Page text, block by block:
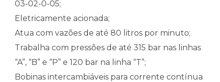
03-02-0-05;
Eletricamente acionada;
Atua com vazões de até 80 litros por minuto;
Trabalha com pressões de até 315 bar nas linhas
“A”, “B” e “P” e 120 bar na linha “T”;
Bobinas intercambiáveis para corrente contínua